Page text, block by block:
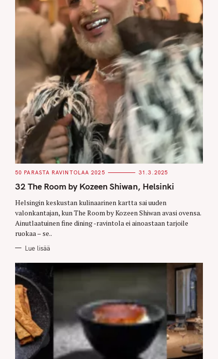
C
T
E
O
R
I
S
50 PARASTA RAVINTOLAA 2025 31.3.2025
32 The Room by Kozeen Shiwan, Helsinki
Helsingin keskustan kulinaarinen kartta sai uuden
valonkantajan, kun The Room by Kozeen Shiwan avasi ovensa.
Ainutlaatuinen fine dining -ravintola ei ainoastaan tarjoile
ruokaa – se..
Lue lisää